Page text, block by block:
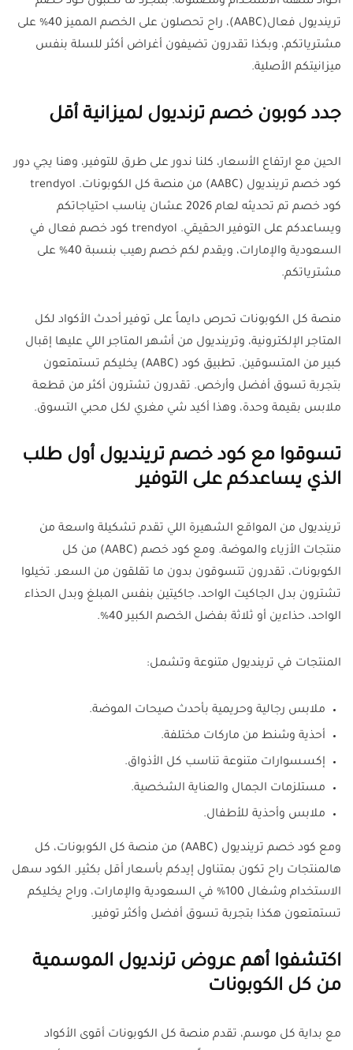
ترينديول فعال(AABC)، راح تحصلون على الخصم المميز 40% على
مشترياتكم، وبكذا تقدرون تضيفون أغراض أكثر للسلة بنفس
ميزانيتكم الأصلية.
جدد كوبون خصم ترنديول لميزانية أقل
الحين مع ارتفاع الأسعار، كلنا ندور على طرق للتوفير، وهنا يجي دور
كود خصم ترينديول (AABC) من منصة كل الكوبونات. trendyol
كود خصم تم تحديثه لعام 2026 عشان يناسب احتياجاتكم
ويساعدكم على التوفير الحقيقي. trendyol كود خصم فعال في
السعودية والإمارات، ويقدم لكم خصم رهيب بنسبة 40% على
مشترياتكم.
منصة كل الكوبونات تحرص دايماً على توفير أحدث الأكواد لكل
المتاجر الإلكترونية، وترينديول من أشهر المتاجر اللي عليها إقبال
كبير من المتسوقين. تطبيق كود (AABC) يخليكم تستمتعون
بتجربة تسوق أفضل وأرخص. تقدرون تشترون أكثر من قطعة
ملابس بقيمة وحدة، وهذا أكيد شي مغري لكل محبي التسوق.
تسوقوا مع كود خصم ترينديول أول طلب
الذي يساعدكم على التوفير
ترينديول من المواقع الشهيرة اللي تقدم تشكيلة واسعة من
منتجات الأزياء والموضة. ومع كود خصم (AABC) من كل
الكوبونات، تقدرون تتسوقون بدون ما تقلقون من السعر. تخيلوا
تشترون بدل الجاكيت الواحد، جاكيتين بنفس المبلغ وبدل الحذاء
الواحد، حذاءين أو ثلاثة بفضل الخصم الكبير 40%.
المنتجات في ترينديول متنوعة وتشمل:
ملابس رجالية وحريمية بأحدث صيحات الموضة.
أحذية وشنط من ماركات مختلفة.
إكسسوارات متنوعة تناسب كل الأذواق.
مستلزمات الجمال والعناية الشخصية.
ملابس وأحذية للأطفال.
ومع كود خصم ترينديول (AABC) من منصة كل الكوبونات، كل
هالمنتجات راح تكون بمتناول إيدكم بأسعار أقل بكثير. الكود سهل
الاستخدام وشغال 100% في السعودية والإمارات، وراح يخليكم
تستمتعون هكذا بتجربة تسوق أفضل وأكثر توفير.
اكتشفوا أهم عروض ترنديول الموسمية
من كل الكوبونات
مع بداية كل موسم، تقدم منصة كل الكوبونات أقوى الأكواد